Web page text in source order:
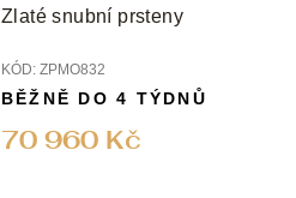
Zlaté snubní prsteny
KÓD: ZPMO832
70 960 Kč
BĚŽNĚ DO 4 TÝDNŮ